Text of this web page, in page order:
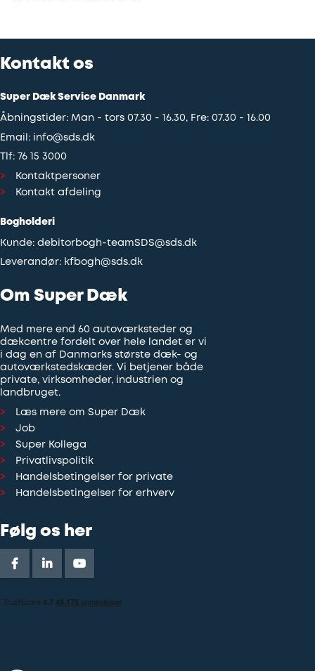
Kontakt os
Super Dæk Service Danmark
Åbningstider: Man - tors 07.30 - 16.30, Fre: 07.30 - 16.00
Email: info@sds.dk
Tlf: 76 15 3000
Kontaktpersoner
Kontakt afdeling
Bogholderi
Kunde: debitorbogh-teamSDS@sds.dk
Leverandør: kfbogh@sds.dk
Om Super Dæk
Med mere end 60 autoværksteder og
dækcentre fordelt over hele landet er vi
i dag en af Danmarks største dæk- og
autoværkstedskæder. Vi betjener både
private, virksomheder, industrien og
landbruget.
Læs mere om Super Dæk
Job
Super Kollega
Privatlivspolitik
Handelsbetingelser for private
Handelsbetingelser for erhverv
Følg os her